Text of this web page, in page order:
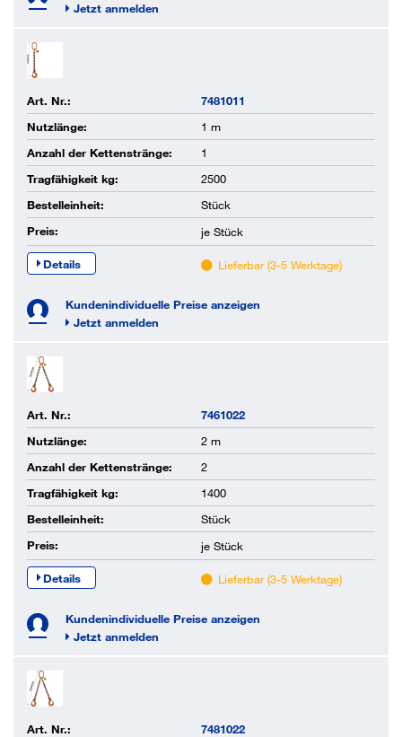
Jetzt anmelden
Art. Nr.:
7481011
Nutzlänge:
1 m
Anzahl der Kettenstränge:
1
Tragfähigkeit kg:
2500
Bestelleinheit:
Stück
Preis:
je Stück
Details Lieferbar (3-5 Werktage)
Kundenindividuelle Preise anzeigen
Jetzt anmelden
Art. Nr.:
7461022
Nutzlänge:
2 m
Anzahl der Kettenstränge:
2
Tragfähigkeit kg:
1400
Bestelleinheit:
Stück
Preis:
je Stück
Details Lieferbar (3-5 Werktage)
Kundenindividuelle Preise anzeigen
Jetzt anmelden
Art. Nr.:
7481022